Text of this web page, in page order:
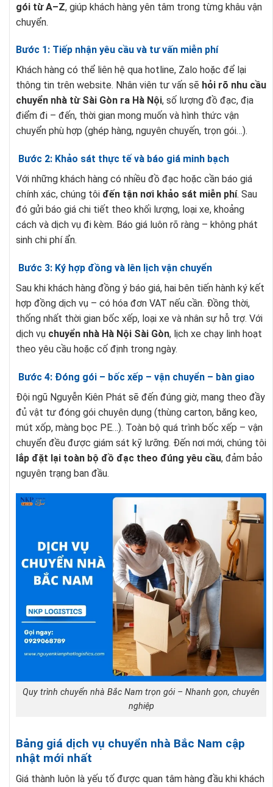
gói từ A–Z, giúp khách hàng yên tâm trong từng khâu vận
chuyển.
Bước 1: Tiếp nhận yêu cầu và tư vấn miễn phí
Khách hàng có thể liên hệ qua hotline, Zalo hoặc để lại
thông tin trên website. Nhân viên tư vấn sẽ hỏi rõ nhu cầu
chuyển nhà từ Sài Gòn ra Hà Nội, số lượng đồ đạc, địa
điểm đi – đến, thời gian mong muốn và hình thức vận
chuyển phù hợp (ghép hàng, nguyên chuyến, trọn gói…).
Bước 2: Khảo sát thực tế và báo giá minh bạch
Với những khách hàng có nhiều đồ đạc hoặc cần báo giá
chính xác, chúng tôi đến tận nơi khảo sát miễn phí. Sau
đó gửi báo giá chi tiết theo khối lượng, loại xe, khoảng
cách và dịch vụ đi kèm. Báo giá luôn rõ ràng – không phát
sinh chi phí ẩn.
Bước 3: Ký hợp đồng và lên lịch vận chuyển
Sau khi khách hàng đồng ý báo giá, hai bên tiến hành ký kết
hợp đồng dịch vụ – có hóa đơn VAT nếu cần. Đồng thời,
thống nhất thời gian bốc xếp, loại xe và nhân sự hỗ trợ. Với
dịch vụ chuyển nhà Hà Nội Sài Gòn, lịch xe chạy linh hoạt
theo yêu cầu hoặc cố định trong ngày.
Bước 4: Đóng gói – bốc xếp – vận chuyển – bàn giao
Đội ngũ Nguyễn Kiên Phát sẽ đến đúng giờ, mang theo đầy
đủ vật tư đóng gói chuyên dụng (thùng carton, băng keo,
mút xốp, màng bọc PE…). Toàn bộ quá trình bốc xếp – vận
chuyển đều được giám sát kỹ lưỡng. Đến nơi mới, chúng tôi
lắp đặt lại toàn bộ đồ đạc theo đúng yêu cầu, đảm bảo
nguyên trạng ban đầu.
Quy trình chuyển nhà Bắc Nam trọn gói – Nhanh gọn, chuyên
nghiệp
Bảng giá dịch vụ chuyển nhà Bắc Nam cập
nhật mới nhất
Giá thành luôn là yếu tố được quan tâm hàng đầu khi khách